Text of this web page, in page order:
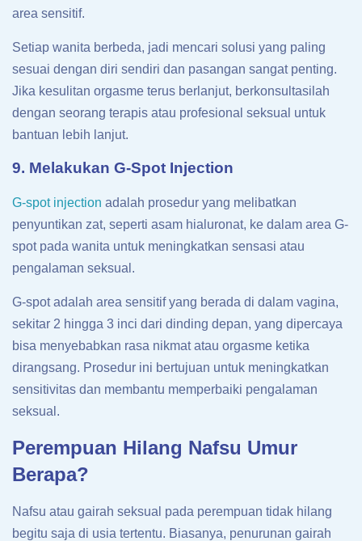
area sensitif.
Setiap wanita berbeda, jadi mencari solusi yang paling
sesuai dengan diri sendiri dan pasangan sangat penting.
Jika kesulitan orgasme terus berlanjut, berkonsultasilah
dengan seorang terapis atau profesional seksual untuk
bantuan lebih lanjut.
9. Melakukan G-Spot Injection
G-spot injection adalah prosedur yang melibatkan
penyuntikan zat, seperti asam hialuronat, ke dalam area G-
spot pada wanita untuk meningkatkan sensasi atau
pengalaman seksual.
G-spot adalah area sensitif yang berada di dalam vagina,
sekitar 2 hingga 3 inci dari dinding depan, yang dipercaya
bisa menyebabkan rasa nikmat atau orgasme ketika
dirangsang. Prosedur ini bertujuan untuk meningkatkan
sensitivitas dan membantu memperbaiki pengalaman
seksual.
Perempuan Hilang Nafsu Umur
Berapa?
Nafsu atau gairah seksual pada perempuan tidak hilang
begitu saja di usia tertentu. Biasanya, penurunan gairah